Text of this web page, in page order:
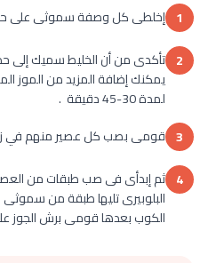
1 إخلطى كل وصفة سموثى على
2 تأكدى من أن الخليط سميك إلى
يمكنك إضافة المزيد من الموز
لمدة 30-45 دقيقة .
3 قومى بصب كل عصير منهم في
4 ثم إبدأى فى صب طبقات من
البلوبيرى تليها طبقة من
الكوب بعدها قومى برش الجوز